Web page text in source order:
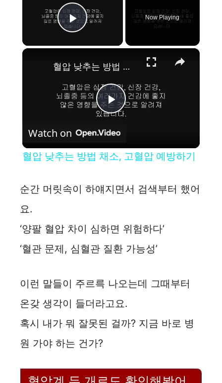
Play Video
Now Playing
×
P
V
d
e
혈압 낮추는 방법 채소, 고혈압 예방하기
Watch on
혈압 낮추는 방법 채소, 고혈압 예방하기
순간 머릿속이 하얘지면서 검색부터 했어
요.
‘양팔 혈압 차이 심하면 위험하다’
‘혈관 문제, 심혈관 질환 가능성’
이런 말들이 주르륵 나오는데 그때부터
온갖 생각이 들더라고요.
혹시 내가 뭐 잘못된 걸까? 지금 바로 병
원 가야 하는 건가?